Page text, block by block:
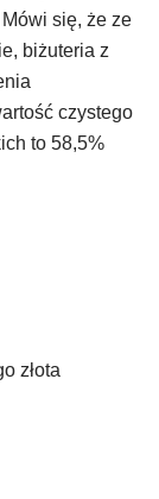
się, że ze
biżuteria z
czystego
to 58,5%
złota